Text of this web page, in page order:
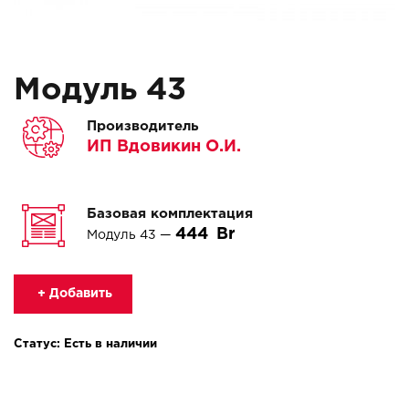
Модуль 43
Производитель
ИП Вдовикин О.И.
Базовая комплектация
Модуль 43 — 444
+ Добавить
Статус: Есть в наличии